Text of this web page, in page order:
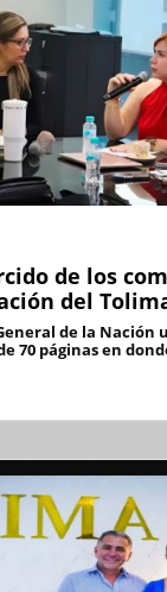
de los
del
de la Nación
70 páginas en